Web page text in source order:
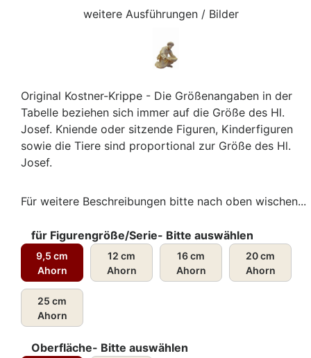
weitere Ausführungen / Bilder
Original Kostner-Krippe - Die Größenangaben in der
Tabelle beziehen sich immer auf die Größe des Hl.
Josef. Kniende oder sitzende Figuren, Kinderfiguren
sowie die Tiere sind proportional zur Größe des Hl.
Josef.
Für weitere Beschreibungen bitte nach oben wischen...
für Figurengröße/Serie- Bitte auswählen
9,5 cm
Ahorn
12 cm
Ahorn
16 cm
Ahorn
20 cm
Ahorn
25 cm
Ahorn
Oberfläche- Bitte auswählen